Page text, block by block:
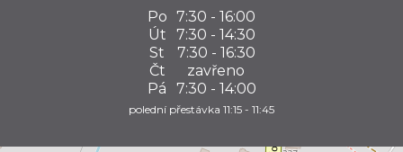
Po 7:30 - 16:00
Út
7:30 - 14:30
St
7:30 - 16:30
Čt
zavřeno
Pá
7:30 - 14:00
polední přestávka 11:15 - 11:45